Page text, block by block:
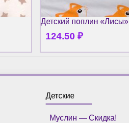
Детский поплин «Лисы»
124.50 ₽
Детские
Муслин — Скидка!